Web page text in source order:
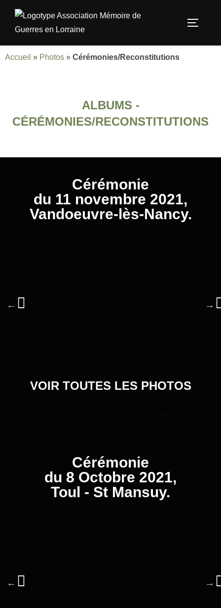
Accueil » Photos » Cérémonies/Reconstitutions
ALBUMS -
CÉRÉMONIES/RECONSTITUTIONS
Cérémonie
du 11 novembre 2021,
Vandoeuvre-lès-Nancy.
VOIR TOUTES LES PHOTOS
Cérémonie
du 8 Octobre 2021,
Toul - St Mansuy.